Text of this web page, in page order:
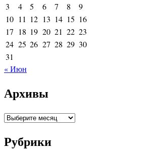
3
4 5 6 7 8
9
10 11 12 13 14 15 16
17 18 19 20 21 22 23
24 25 26 27 28 29 30
31
« Июн
Архивы
Архивы
Рубрики